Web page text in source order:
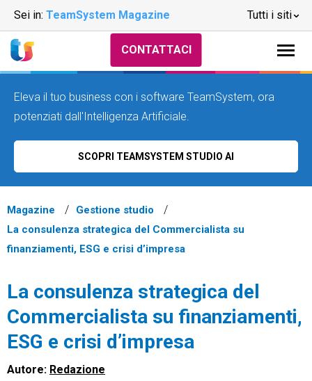
Sei in: TeamSystem Magazine Tutti i siti
CONTATTACI
Eleva il tuo business con i software TeamSystem, ora
potenziati dall'Intelligenza Artificiale.
SCOPRI TEAMSYSTEM STUDIO AI
Magazine
Gestione studio
La consulenza strategica del Commercialista su
finanziamenti, ESG e crisi d’impresa
La consulenza strategica del
Commercialista su finanziamenti,
ESG e crisi d’impresa
Autore: Redazione